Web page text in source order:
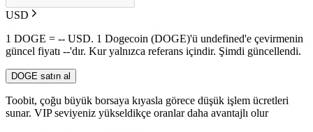
USD
1 DOGE = -- USD. 1 Dogecoin (DOGE)'ü undefined'e çevirmenin
güncel fiyatı --'dır. Kur yalnızca referans içindir. Şimdi güncellendi.
DOGE satın al
Toobit, çoğu büyük borsaya kıyasla görece düşük işlem ücretleri
sunar. VIP seviyeniz yükseldikçe oranlar daha avantajlı olur